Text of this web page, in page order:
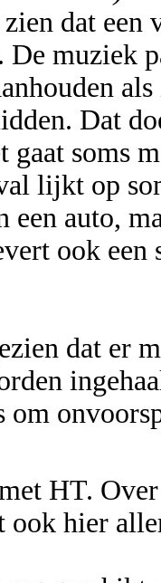
dat
De muziek
Dat
gaat soms
lijkt op
een auto,
ook een
dat er
om
HT.
ook hier